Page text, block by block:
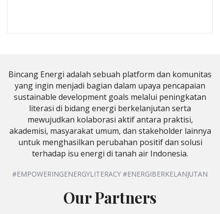
Bincang Energi adalah sebuah platform dan komunitas
yang ingin menjadi bagian dalam upaya pencapaian
sustainable development goals melalui peningkatan
literasi di bidang energi berkelanjutan serta
mewujudkan kolaborasi aktif antara praktisi,
akademisi, masyarakat umum, dan stakeholder lainnya
untuk menghasilkan perubahan positif dan solusi
terhadap isu energi di tanah air Indonesia.
#EMPOWERINGENERGYLITERACY #ENERGIBERKELANJUTAN
Our Partners